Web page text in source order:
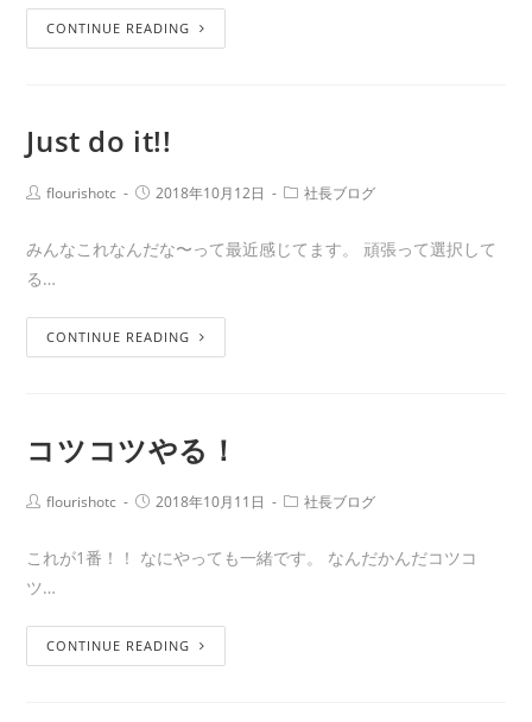
CONTINUE READING
Just do it!!
flourishotc 2018年10月12日 社長ブログ
みんなこれなんだな〜って最近感じてます。 頑張って選択して
る…
CONTINUE READING
コツコツやる！
flourishotc 2018年10月11日 社長ブログ
これが1番！！ なにやっても一緒です。 なんだかんだコツコ
ツ…
CONTINUE READING